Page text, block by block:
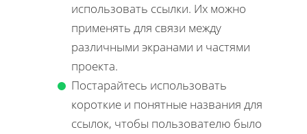
использовать ссылки. Их можно
применять для связи между
различными экранами и частями
проекта.
Постарайтесь использовать
короткие и понятные названия для
ссылок, чтобы пользователю было